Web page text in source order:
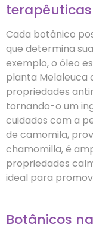
terapêuticas
Cada botânico
que determina
exemplo, o óleo
planta Melaleuca
propriedades
tornando-o um
cuidados com a
de camomila,
chamomilla, é
propriedades
ideal para
Botânicos